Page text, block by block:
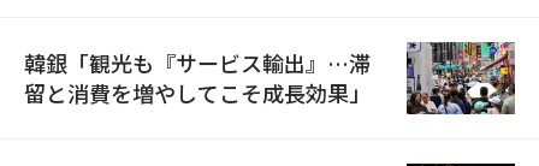
韓銀「観光も『サービス輸出』…滞
留と消費を増やしてこそ成長効果」